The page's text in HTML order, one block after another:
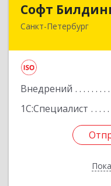
Софт
Санкт-Петербург
Внедрений
1С:Специалист
194044, Санкт-